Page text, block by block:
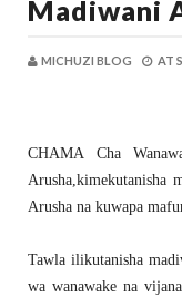
Madiwani
MICHUZI BLOG AT
CHAMA Cha
Arusha,kimekutanisha
Arusha na kuwapa
Tawla ilikutanisha
wa wanawake na